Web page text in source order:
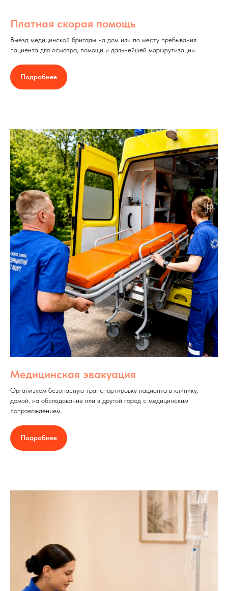
Платная скорая помощь
Выезд медицинской бригады на дом или по месту пребывания
пациента для осмотра, помощи и дальнейшей маршрутизации.
Подробнее
Медицинская эвакуация
Организуем безопасную транспортировку пациента в клинику,
домой, на обследование или в другой город с медицинским
сопровождением.
Подробнее